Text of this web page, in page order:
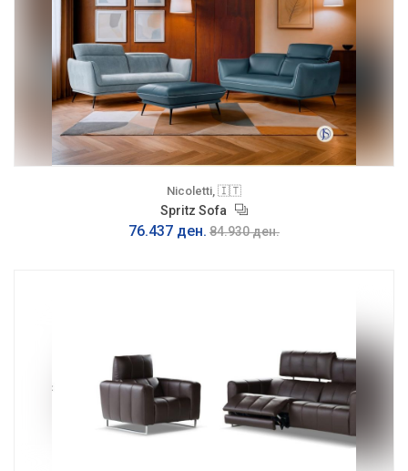
Nicoletti, 🇮🇹
Spritz Sofa
76.437 ден. 84.930 ден.